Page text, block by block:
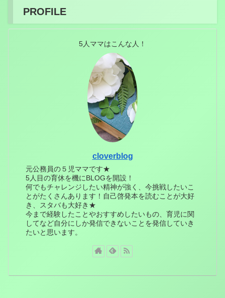
PROFILE
5人ママはこんな人！
cloverblog
元公務員の５児ママです★
5人目の育休を機にBLOGを開設！
何でもチャレンジしたい精神が強く、今挑戦したいこ
とがたくさんあります！自己啓発本を読むことが大好
き、スタバも大好き★
今まで経験したことやおすすめしたいもの、育児に関
してなど自分にしか発信できないことを発信していき
たいと思います。